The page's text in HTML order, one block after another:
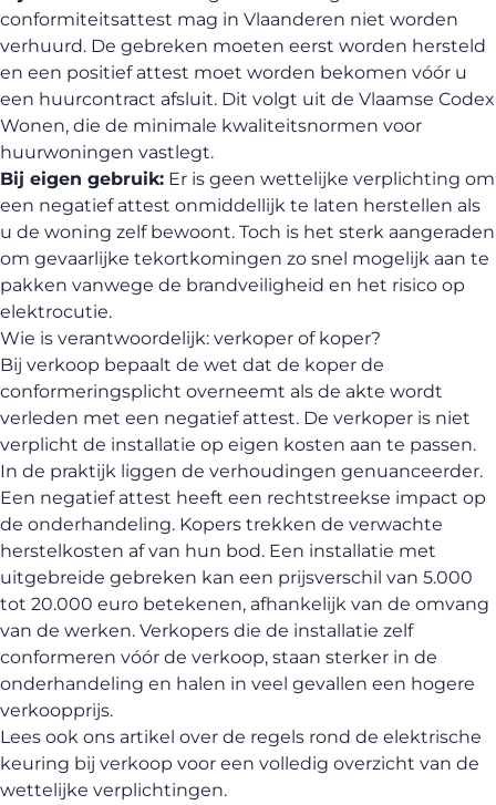
conformiteitsattest mag in Vlaanderen niet worden
verhuurd. De gebreken moeten eerst worden hersteld
en een positief attest moet worden bekomen vóór u
een huurcontract afsluit. Dit volgt uit de Vlaamse Codex
Wonen, die de minimale kwaliteitsnormen voor
huurwoningen vastlegt.
Bij eigen gebruik: Er is geen wettelijke verplichting om
een negatief attest onmiddellijk te laten herstellen als
u de woning zelf bewoont. Toch is het sterk aangeraden
om gevaarlijke tekortkomingen zo snel mogelijk aan te
pakken vanwege de brandveiligheid en het risico op
elektrocutie.
Wie is verantwoordelijk: verkoper of koper?
Bij verkoop bepaalt de wet dat de koper de
conformeringsplicht overneemt als de akte wordt
verleden met een negatief attest. De verkoper is niet
verplicht de installatie op eigen kosten aan te passen.
In de praktijk liggen de verhoudingen genuanceerder.
Een negatief attest heeft een rechtstreekse impact op
de onderhandeling. Kopers trekken de verwachte
herstelkosten af van hun bod. Een installatie met
uitgebreide gebreken kan een prijsverschil van 5.000
tot 20.000 euro betekenen, afhankelijk van de omvang
van de werken. Verkopers die de installatie zelf
conformeren vóór de verkoop, staan sterker in de
onderhandeling en halen in veel gevallen een hogere
verkoopprijs.
Lees ook ons artikel over de regels rond de elektrische
keuring bij verkoop voor een volledig overzicht van de
wettelijke verplichtingen.